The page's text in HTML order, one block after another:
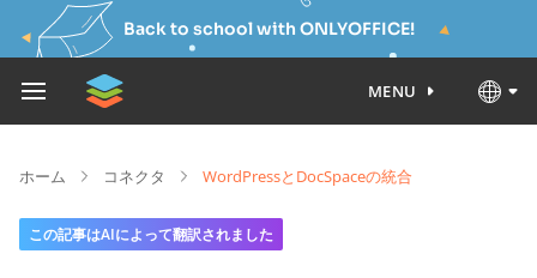
Back to school with ONLYOFFICE!
MENU
ホーム コネクタ WordPressとDocSpaceの統合
この記事はAIによって翻訳されました